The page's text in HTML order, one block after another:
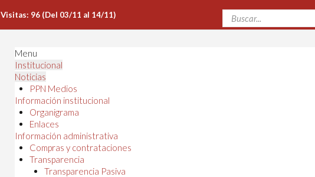
Visitas: 96 (Del 03/11 al 14/11)
Menu
Institucional
Noticias
PPN Medios
Información institucional
Organigrama
Enlaces
Información administrativa
Compras y contrataciones
Transparencia
Transparencia Pasiva